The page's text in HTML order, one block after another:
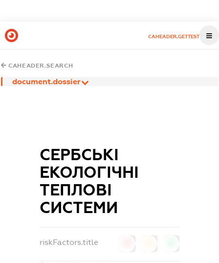
CAHEADER.GETTEST
CAHEADER.SEARCH
document.dossier
СЕРБСЬКІ
ЕКОЛОГІЧНІ
ТЕПЛОВІ
СИСТЕМИ
riskFactors.title